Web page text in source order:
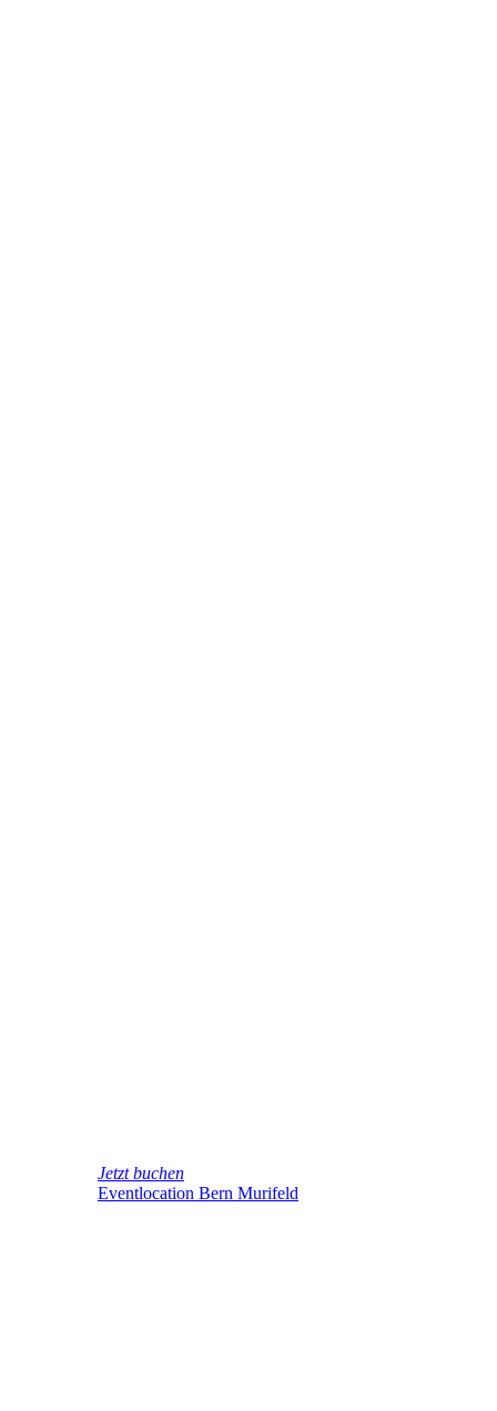
Jetzt buchen
Eventlocation Bern Murifeld